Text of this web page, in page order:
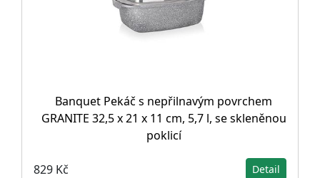
Banquet Pekáč s nepřilnavým povrchem
GRANITE 32,5 x 21 x 11 cm, 5,7 l, se skleněnou
poklicí
829 Kč Detail